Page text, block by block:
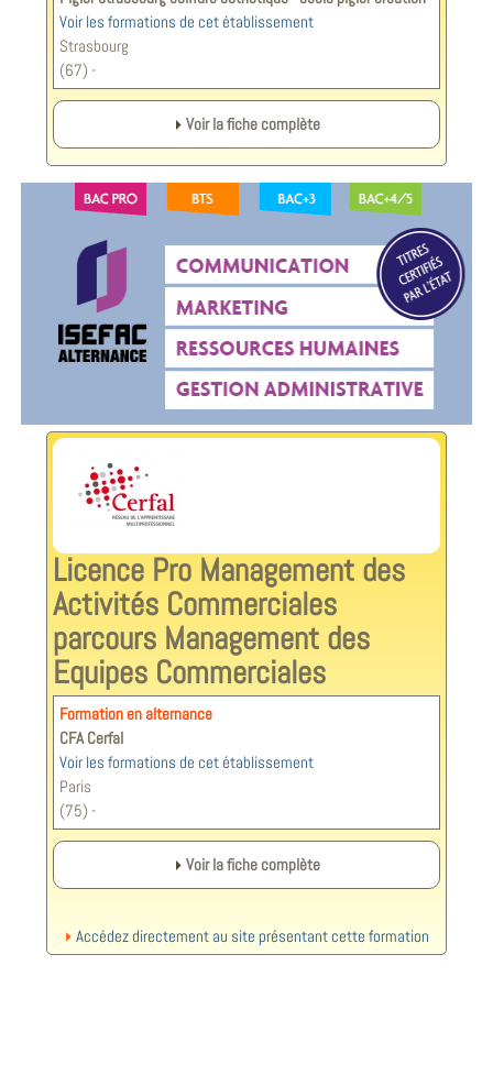
Voir les formations de cet établissement
Strasbourg
(67) -
Voir la fiche complète
Licence Pro Management des
Activités Commerciales
parcours Management des
Equipes Commerciales
Formation en alternance
CFA Cerfal
Voir les formations de cet établissement
Paris
(75) -
Voir la fiche complète
Accédez directement au site présentant cette formation